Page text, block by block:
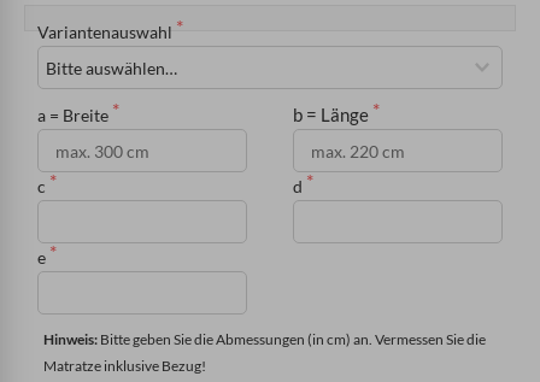
Variantenauswahl
a = Breite b = Länge
c d
e
Hinweis: Bitte geben Sie die Abmessungen (in cm) an. Vermessen Sie die
Matratze inklusive Bezug!